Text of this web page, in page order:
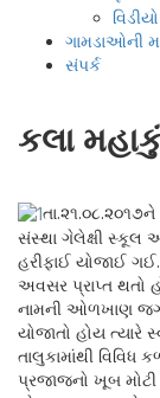
ગામડાઓની
સંપર્ક
કલા
સંસ્થા ગેલેક્ષી સ્કૂલ
હરીફાઈ યોજાઈ
અવસર પ્રાપ્ત થતો
નામની ઓળખાણ
યોજાતો હોય ત્યારે
તાલુકામાંથી
પ્રજાજ્નો ખૂબ મોટી